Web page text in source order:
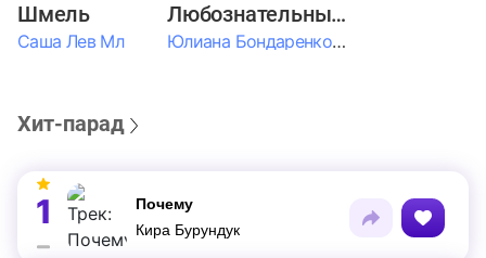
Шмель
Саша Лев Мл
Любознательные Дети
Юлиана Бондаренко & Амелия Колпакова & Егор Егоров & Валерия Шевченко & Ксюша Косичкина
Хит-парад
1
Почему
Кира Бурундук